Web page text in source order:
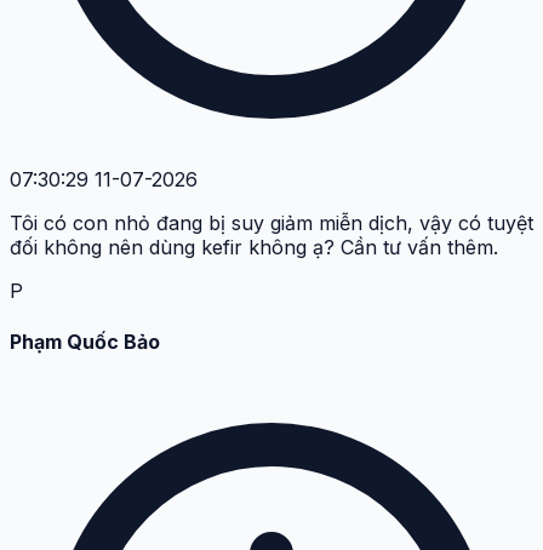
07:30:29 11-07-2026
Tôi có con nhỏ đang bị suy giảm miễn dịch, vậy có tuyệt
đối không nên dùng kefir không ạ? Cần tư vấn thêm.
P
Phạm Quốc Bảo